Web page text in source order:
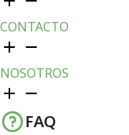
CONTACTO
NOSOTROS
FAQ